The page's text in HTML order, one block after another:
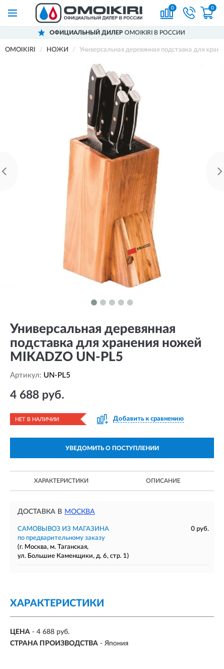
0 0
ОФИЦИАЛЬНЫЙ ДИЛЕР OMOIKIRI В РОССИИ
OMOIKIRI НОЖИ Универсальная деревянная подставка для
Универсальная деревянная
подставка для хранения ножей
MIKADZO UN-PL5
Артикул: UN-PL5
4 688 руб.
НЕТ В НАЛИЧИИ Добавить к сравнению
УВЕДОМИТЬ О ПОСТУПЛЕНИИ
ХАРАКТЕРИСТИКИ ОПИСАНИЕ
ДОСТАВКА В МОСКВА
САМОВЫВОЗ ИЗ МАГАЗИНА
0 руб.
по предварительному заказу
(г. Москва, м. Таганская,
ул. Большие Каменщики, д. 6, стр. 1)
ХАРАКТЕРИСТИКИ
ЦЕНА - 4 688 руб.
СТРАНА ПРОИЗВОДСТВА - Япония